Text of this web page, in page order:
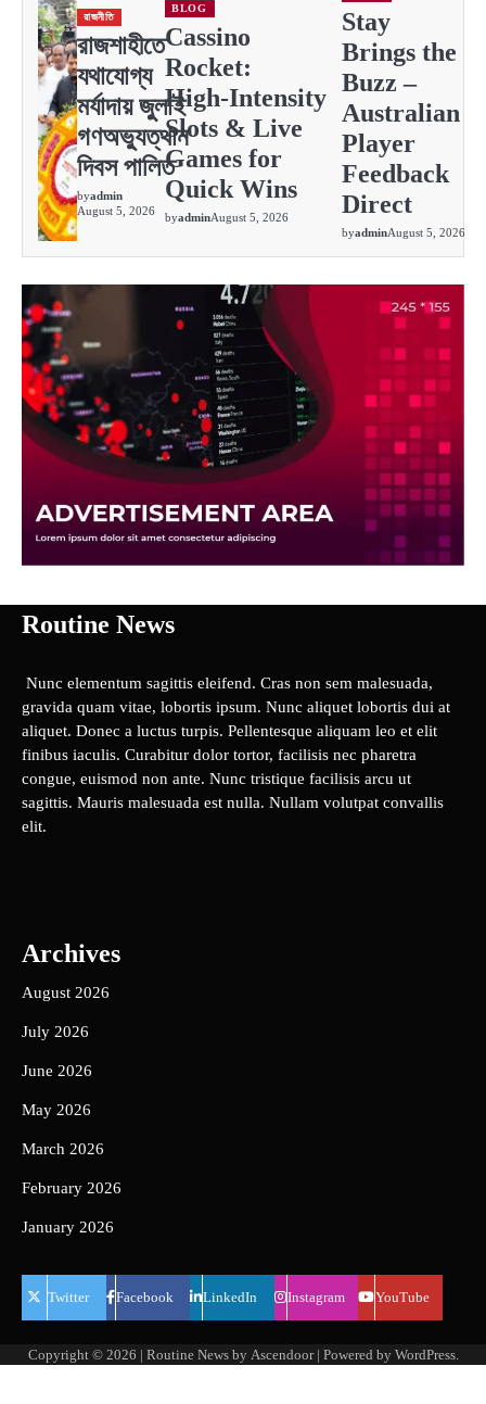
রাজনীতি
রাজশাহীতে
যথাযোগ্য
মর্যাদায় জুুলাই
গণঅভ্যুত্থান
দিবস পালিত
byadmin
August 5, 2026
BLOG
Cassino
Rocket:
High‑Intensity
Slots & Live
Games for
Quick Wins
byadminAugust 5, 2026
Stay
Brings the
Buzz –
Australian
Player
Feedback
Direct
byadminAugust 5, 2026
Routine News
Nunc elementum sagittis eleifend. Cras non sem malesuada,
gravida quam vitae, lobortis ipsum. Nunc aliquet lobortis dui at
aliquet. Donec a luctus turpis. Pellentesque aliquam leo et elit
finibus iaculis. Curabitur dolor tortor, facilisis nec pharetra
congue, euismod non ante. Nunc tristique facilisis arcu ut
sagittis. Mauris malesuada est nulla. Nullam volutpat convallis
elit.
Archives
August 2026
July 2026
June 2026
May 2026
March 2026
February 2026
January 2026
Twitter Facebook LinkedIn Instagram YouTube
Copyright © 2026 | Routine News by Ascendoor| Powered by WordPress.